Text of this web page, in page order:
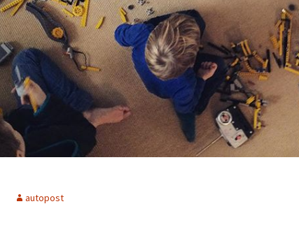
autopost